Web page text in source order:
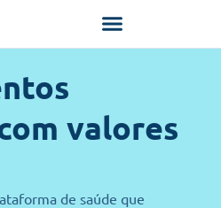
valores
de saúde que